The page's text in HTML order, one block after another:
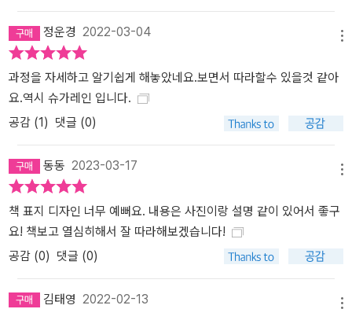
정운경 2022-03-04
과정을 자세하고 알기쉽게 해놓았네요.보면서 따라할수 있을것 같아
요.역시 슈가레인 입니다.
공감 (1) 댓글 (0)
동동 2023-03-17
책 표지 디자인 너무 예뻐요. 내용은 사진이랑 설명 같이 있어서 좋구
요! 책보고 열심히해서 잘 따라해보겠습니다!
공감 (0) 댓글 (0)
김태영 2022-02-13